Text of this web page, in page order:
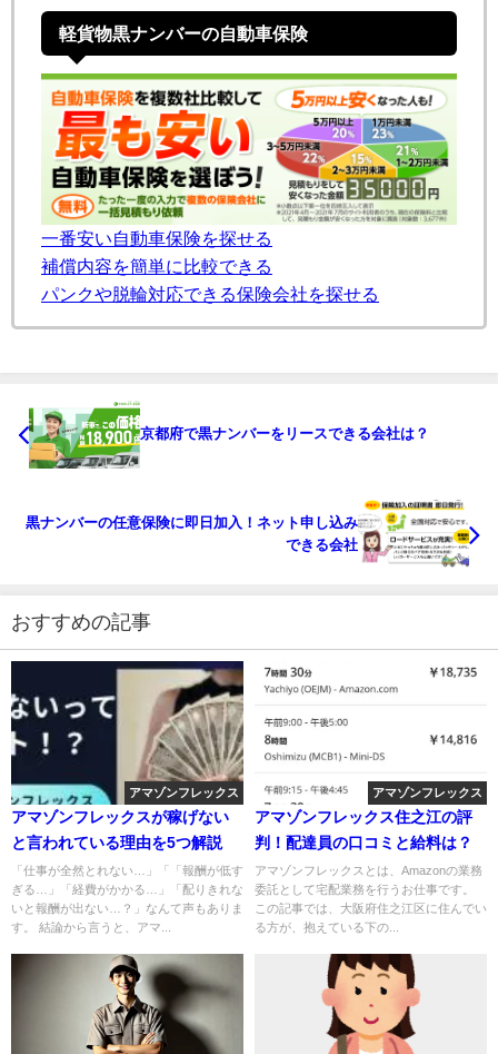
軽貨物黒ナンバーの自動車保険
一番安い自動車保険を探せる
補償内容を簡単に比較できる
パンクや脱輪対応できる保険会社を探せる
京都府で黒ナンバーをリースできる会社は？
黒ナンバーの任意保険に即日加入！ネット申し込み
できる会社
おすすめの記事
アマゾンフレックス
アマゾンフレックスが稼げない
と言われている理由を5つ解説
「仕事が全然とれない…」「「報酬が低す
ぎる…」「経費がかかる…」「配りきれな
いと報酬が出ない…？」なんて声もありま
す。 結論から言うと、アマ...
アマゾンフレックス
アマゾンフレックス住之江の評
判！配達員の口コミと給料は？
アマゾンフレックスとは、Amazonの業務
委託として宅配業務を行うお仕事です。
この記事では、大阪府住之江区に住んでい
る方が、抱えている下の...